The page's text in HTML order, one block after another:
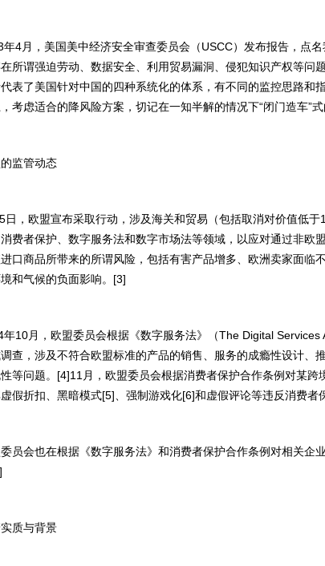
年4月，美国美中经济安全审查委员会（USCC）发布报告，点
所谓强迫劳动、数据安全、利用贸易漏洞、侵犯知识产权等问
表了美国针对中国的四种系统化的体系，有不同的监控思路和
考虑适合的降风险方案，切记在一知半解的情况下“闭门造车”式
的监管动态
日，欧盟宣布采取行动，涉及海关和贸易（包括取消对价值低于
费者保护、数字服务法和数字市场法等领域，以应对通过非欧
口商品所带来的所谓风险，包括有害产品增多、欧洲卖家面临
和气候的负面影响。[3]
年10月，欧盟委员会根据《数字服务法》（The Digital Services
查，涉及不符合欧盟标准的产品的销售、服务的成瘾性设计、
等问题。[4]11月，欧盟委员会根据消费者保护合作条例对某跨
假折扣、黑暗模式[5]、强制游戏化[6]和虚假评论等违反消费者
员会也在根据《数字服务法》和消费者保护合作条例对相关企
实质与背景